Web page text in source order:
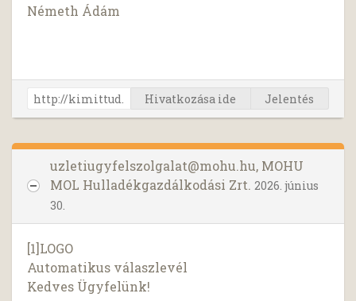
Németh Ádám
Hivatkozása ide Jelentés
uzletiugyfelszolgalat@mohu.hu, MOHU
MOL Hulladékgazdálkodási Zrt. 2026. június
30.
[1]LOGO
Automatikus válaszlevél
Kedves Ügyfelünk!